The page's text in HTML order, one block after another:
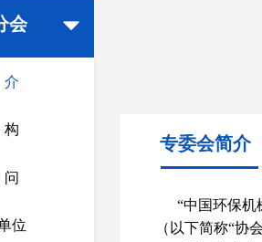
位
会 뀓
专委会简介
“中国环保机
（以下简称“协